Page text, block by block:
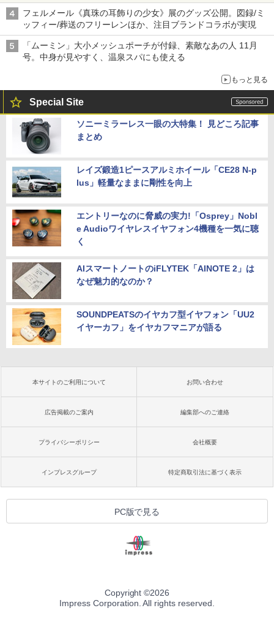
フェルメール《真珠の耳飾りの少女》展のグッズ公開。図録/ミ
ッフィー/葬送のフリーレンほか、注目ブランドコラボが実現
「ムーミン」大小メッシュポーチが付録、素敵なあの人 11月
号。中身が見やすく、温泉スパにも使える
もっと見る
Special Site
ソニーミラーレス一眼の大特集！ 見どころ記事
まとめ
レイズ鍛造1ピースアルミホイール「CE28 N-p
lus」軽量なままに剛性を向上
エントリーなのに脅威の実力!「Osprey」Nobl
e Audioワイヤレスイヤフォン4機種を一気に聴
く
AIスマートノートのiFLYTEK「AINOTE 2」は
なぜ魅力的なのか？
SOUNDPEATSのイヤカフ型イヤフォン「UU2
イヤーカフ」をイヤカフマニアが語る
本サイトのご利用について お問い合わせ
広告掲載のご案内 編集部へのご連絡
プライバシーポリシー 会社概要
インプレスグループ 特定商取引法に基づく表示
PC版で見る
Copyright ©2026
Impress Corporation. All rights reserved.